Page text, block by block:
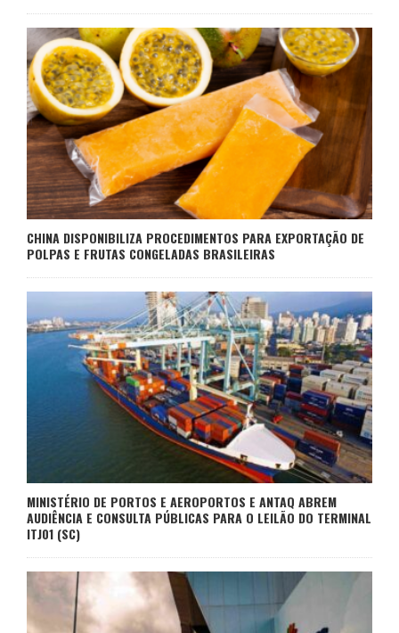
CHINA DISPONIBILIZA PROCEDIMENTOS PARA EXPORTAÇÃO DE
POLPAS E FRUTAS CONGELADAS BRASILEIRAS
MINISTÉRIO DE PORTOS E AEROPORTOS E ANTAQ ABREM
AUDIÊNCIA E CONSULTA PÚBLICAS PARA O LEILÃO DO TERMINAL
ITJ01 (SC)